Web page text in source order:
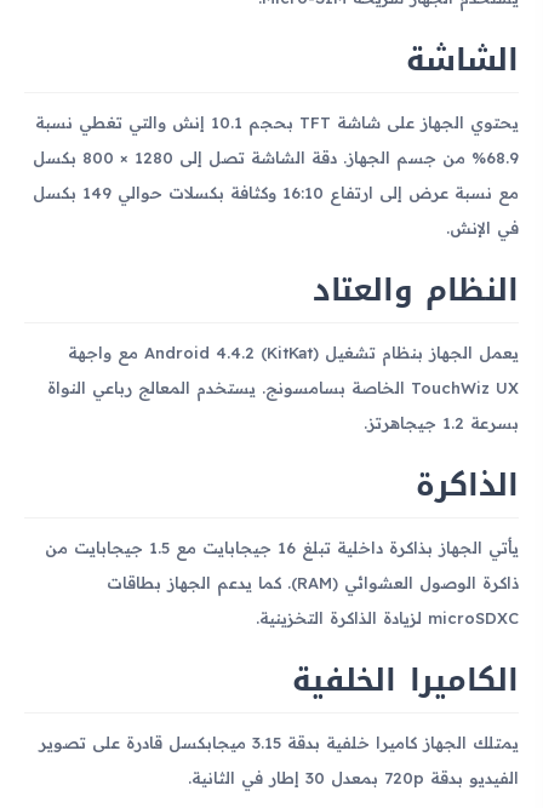
الشاشة
يحتوي الجهاز على شاشة TFT بحجم 10.1 إنش والتي تغطي نسبة
68.9% من جسم الجهاز. دقة الشاشة تصل إلى 1280 × 800 بكسل
مع نسبة عرض إلى ارتفاع 16:10 وكثافة بكسلات حوالي 149 بكسل
في الإنش.
النظام والعتاد
يعمل الجهاز بنظام تشغيل Android 4.4.2 (KitKat) مع واجهة
TouchWiz UX الخاصة بسامسونج. يستخدم المعالج رباعي النواة
بسرعة 1.2 جيجاهرتز.
الذاكرة
يأتي الجهاز بذاكرة داخلية تبلغ 16 جيجابايت مع 1.5 جيجابايت من
ذاكرة الوصول العشوائي (RAM). كما يدعم الجهاز بطاقات
microSDXC لزيادة الذاكرة التخزينية.
الكاميرا الخلفية
يمتلك الجهاز كاميرا خلفية بدقة 3.15 ميجابكسل قادرة على تصوير
الفيديو بدقة 720p بمعدل 30 إطار في الثانية.